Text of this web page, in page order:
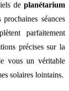
de planétarium
séances
parfaitement
précises sur la
vous un véritable
solaires lointains.